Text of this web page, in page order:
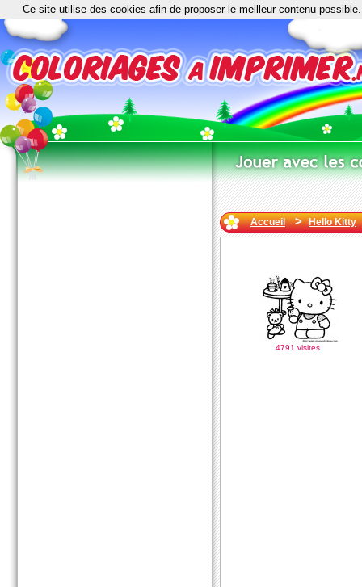
Accueil>Hello Kitty
4791 visites
Ce site utilise des cookies afin de proposer le meilleur contenu